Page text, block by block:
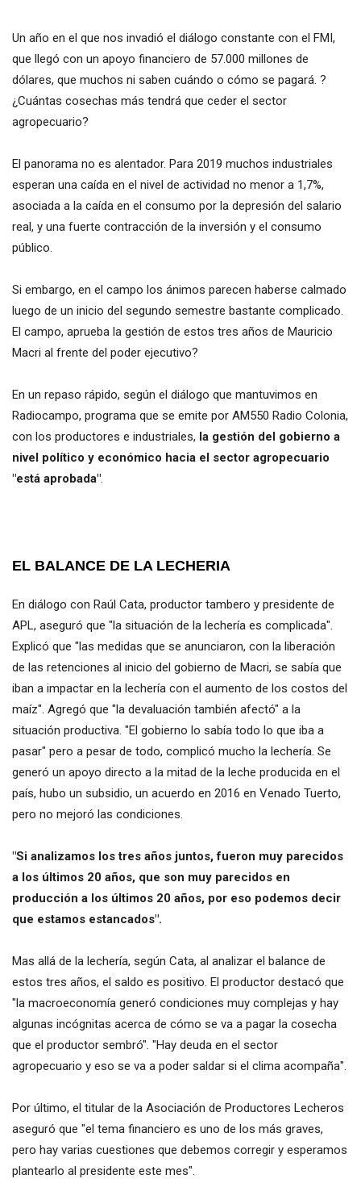
Un año en el que nos invadió el diálogo constante con el FMI,
que llegó con un apoyo financiero de 57.000 millones de
dólares, que muchos ni saben cuándo o cómo se pagará. ?
¿Cuántas cosechas más tendrá que ceder el sector
agropecuario?
El panorama no es alentador. Para 2019 muchos industriales
esperan una caída en el nivel de actividad no menor a 1,7%,
asociada a la caída en el consumo por la depresión del salario
real, y una fuerte contracción de la inversión y el consumo
público.
Si embargo, en el campo los ánimos parecen haberse calmado
luego de un inicio del segundo semestre bastante complicado.
El campo, aprueba la gestión de estos tres años de Mauricio
Macri al frente del poder ejecutivo?
En un repaso rápido, según el diálogo que mantuvimos en
Radiocampo, programa que se emite por AM550 Radio Colonia,
con los productores e industriales, la gestión del gobierno a
nivel político y económico hacia el sector agropecuario
"está aprobada".
EL BALANCE DE LA LECHERIA
En diálogo con Raúl Cata, productor tambero y presidente de
APL, aseguró que "la situación de la lechería es complicada".
Explicó que "las medidas que se anunciaron, con la liberación
de las retenciones al inicio del gobierno de Macri, se sabía que
iban a impactar en la lechería con el aumento de los costos del
maíz". Agregó que "la devaluación también afectó" a la
situación productiva. "El gobierno lo sabía todo lo que iba a
pasar" pero a pesar de todo, complicó mucho la lechería. Se
generó un apoyo directo a la mitad de la leche producida en el
país, hubo un subsidio, un acuerdo en 2016 en Venado Tuerto,
pero no mejoró las condiciones.
"Si analizamos los tres años juntos, fueron muy parecidos
a los últimos 20 años, que son muy parecidos en
producción a los últimos 20 años, por eso podemos decir
que estamos estancados".
Mas allá de la lechería, según Cata, al analizar el balance de
estos tres años, el saldo es positivo. El productor destacó que
"la macroeconomía generó condiciones muy complejas y hay
algunas incógnitas acerca de cómo se va a pagar la cosecha
que el productor sembró". "Hay deuda en el sector
agropecuario y eso se va a poder saldar si el clima acompaña".
Por último, el titular de la Asociación de Productores Lecheros
aseguró que "el tema financiero es uno de los más graves,
pero hay varias cuestiones que debemos corregir y esperamos
plantearlo al presidente este mes".